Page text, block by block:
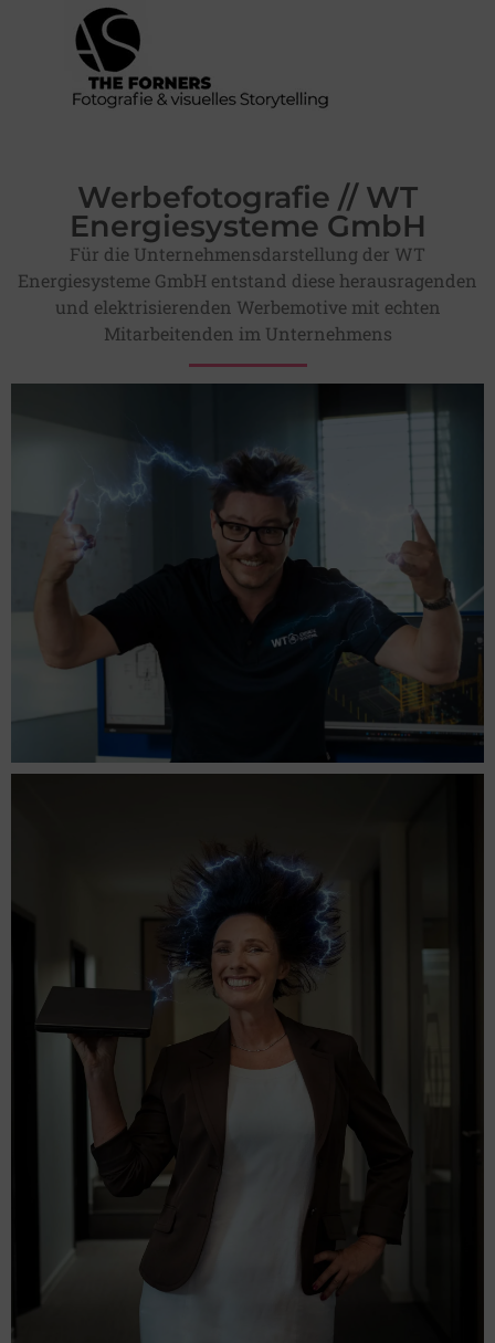
Werbefotografie // WT
Energiesysteme GmbH
Für die Unternehmensdarstellung der WT
Energiesysteme GmbH entstand diese herausragenden
und elektrisierenden Werbemotive mit echten
Mitarbeitenden im Unternehmens